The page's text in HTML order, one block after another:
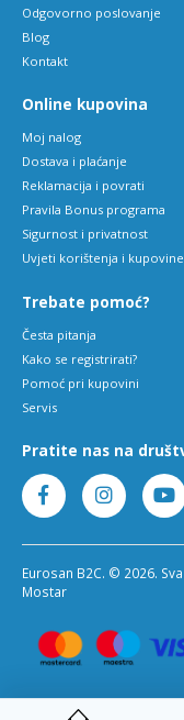
Odgovorno poslovanje
Blog
Kontakt
Online kupovina
Moj nalog
Dostava i plaćanje
Reklamacija i povrati
Pravila Bonus programa
Sigurnost i privatnost
Uvjeti korištenja i kupovine
Trebate pomoć?
Česta pitanja
Kako se registrirati?
Pomoć pri kupovini
Servis
Pratite nas na
Eurosan B2C. © 2026.
Mostar